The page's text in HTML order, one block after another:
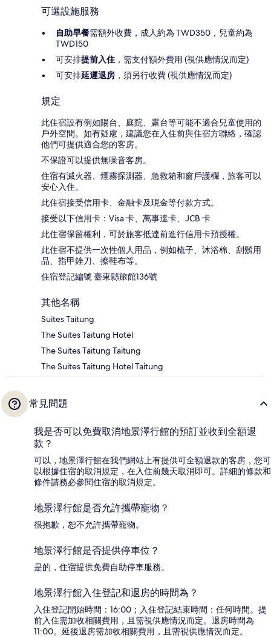
可選設施服務
自助早餐需額外收費，成人約為 TWD350，兒童約為
TWD150
可安排提前入住 ，需支付額外費用 (視供應情況而定)
可安排延遲退房 ，須另行收費 (視供應情況而定)
規定
此住宿設有例如陽台、庭院、露台等可能不適合兒童使用的
戶外空間。如有疑慮，建議您在入住前與住宿方聯絡，確認
他們可提供適合您的客房。
不保證可以提供無噪音客房。
住宿有滅火器、煙霧探測器、急救箱和窗戶護欄，旅客可以
安心入住。
此住宿接受信用卡、金融卡及現金等付款方式。
接受以下信用卡：Visa 卡、萬事達卡、JCB 卡
此住宿保留權利，可於旅客抵達前進行信用卡預授權。
此住宿不提供一次性個人用品，例如梳子、沐浴棉、刮鬍用
品、指甲銼刀、擦鞋布等。
住宿登記編號 臺東縣旅館136號
其他名稱
Suites Taitung
The Suites Taitung Hotel
The Suites Taitung Taitung
The Suites Taitung Hotel Taitung
常見問題
我是否可以免費取消地景澤行館的預訂並收到全額退
款？
可以，地景澤行館在我們網站上有提供可全額退款的客房，您可
以根據住宿的取消規定，在入住前幾天取消即可。詳細的條款和
條件請務必參閱住宿的取消規定。
地景澤行館是否允許攜帶寵物？
很抱歉，恕不允許攜帶寵物。
地景澤行館是否提供停車位？
是的，住宿提供免費自助停車服務。
地景澤行館入住登記和退房的時間為？
入住登記開始時間：16:00；入住登記結束時間：任何時間。提
前入住需加收相關費用，且需視供應情況而定。退房時間為
11:00。延後退房需加收相關費用，且需視供應情況而定。